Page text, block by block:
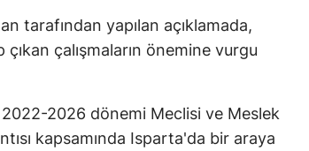
tarafından yapılan açıklamada,
çalışmaların önemine vurgu
2026 dönemi Meclisi ve Meslek
kapsamında Isparta'da bir araya